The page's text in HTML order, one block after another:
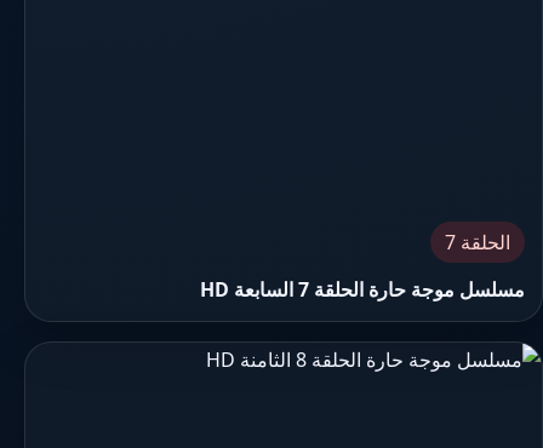
الحلقة 7
مسلسل موجة حارة الحلقة 7 السابعة HD